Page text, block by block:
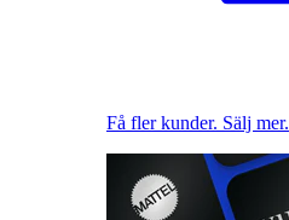
Få fler kunder. Sälj mer.